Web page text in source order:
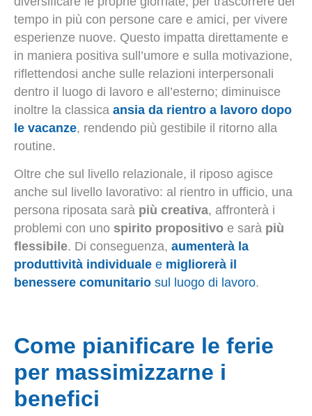
tempo in più con persone care e amici, per vivere
esperienze nuove. Questo impatta direttamente e
in maniera positiva sull’umore e sulla motivazione,
riflettendosi anche sulle relazioni interpersonali
dentro il luogo di lavoro e all’esterno; diminuisce
inoltre la classica ansia da rientro a lavoro dopo
le vacanze, rendendo più gestibile il ritorno alla
routine.
Oltre che sul livello relazionale, il riposo agisce
anche sul livello lavorativo: al rientro in ufficio, una
persona riposata sarà più creativa, affronterà i
problemi con uno spirito propositivo e sarà più
flessibile. Di conseguenza, aumenterà la
produttività individuale e migliorerà il
benessere comunitario sul luogo di lavoro.
Come pianificare le ferie
per massimizzarne i
benefici